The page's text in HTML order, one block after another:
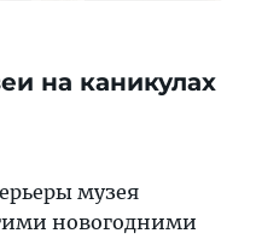
на каникулах
музея
новогодними